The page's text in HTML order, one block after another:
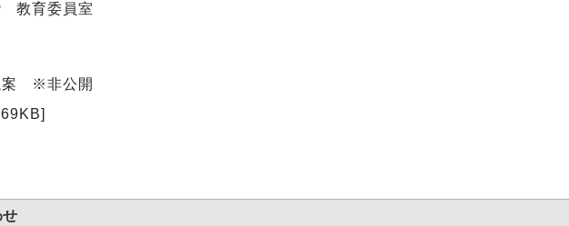
教育委員室
案 ※非公開